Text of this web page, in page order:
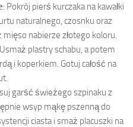
: Pokrój pierś kurczaka na kawałki
naturalnego, czosnku oraz
nabierze złotego koloru.
plastry schabu, a potem
i koperkiem. Gotuj całość na
garść świeżego szpinaku z
wsyp mąkę pszenną do
ciasta i smaż placuszki na